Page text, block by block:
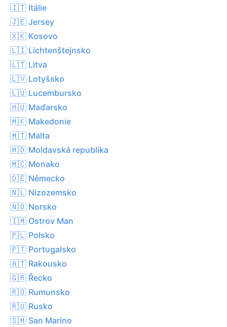
🇮🇹 Itálie
🇯🇪 Jersey
🇽🇰 Kosovo
🇱🇮 Lichtenštejnsko
🇱🇹 Litva
🇱🇻 Lotyšsko
🇱🇺 Lucembursko
🇭🇺 Maďarsko
🇲🇰 Makedonie
🇲🇹 Malta
🇲🇩 Moldavská republika
🇲🇨 Monako
🇩🇪 Německo
🇳🇱 Nizozemsko
🇳🇴 Norsko
🇮🇲 Ostrov Man
🇵🇱 Polsko
🇵🇹 Portugalsko
🇦🇹 Rakousko
🇬🇷 Řecko
🇷🇴 Rumunsko
🇷🇺 Rusko
🇸🇲 San Marino